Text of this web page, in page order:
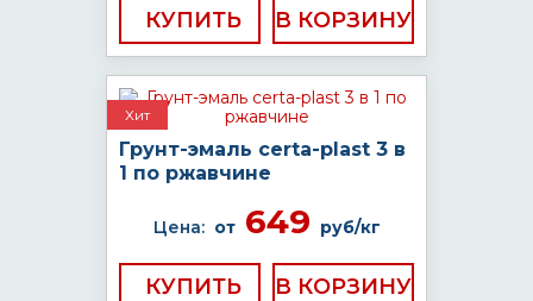
КУПИТЬ
Хит
Грунт-эмаль certa-plast 3 в
1 по ржавчине
Цена: от649 руб/кг
КУПИТЬ